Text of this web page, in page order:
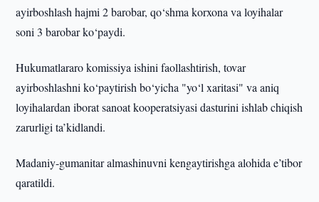
ayirboshlash hajmi 2 barobar, qo‘shma korxona va loyihalar
soni 3 barobar ko‘paydi.
Hukumatlararo komissiya ishini faollashtirish, tovar
ayirboshlashni ko‘paytirish bo‘yicha "yo‘l xaritasi" va aniq
loyihalardan iborat sanoat kooperatsiyasi dasturini ishlab chiqish
zarurligi ta’kidlandi.
Madaniy-gumanitar almashinuvni kengaytirishga alohida e’tibor
qaratildi.